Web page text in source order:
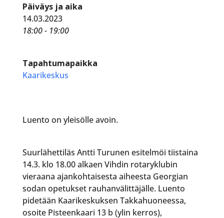
Päiväys ja aika
14.03.2023
18:00 - 19:00
Tapahtumapaikka
Kaarikeskus
Luento on yleisölle avoin.
Suurlähettiläs Antti Turunen esitelmöi tiistaina
14.3. klo 18.00 alkaen Vihdin rotaryklubin
vieraana ajankohtaisesta aiheesta Georgian
sodan opetukset rauhanvälittäjälle. Luento
pidetään Kaarikeskuksen Takkahuoneessa,
osoite Pisteenkaari 13 b (ylin kerros),